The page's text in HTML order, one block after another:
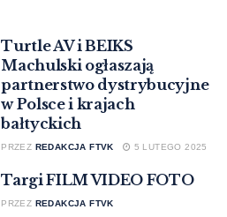
Turtle AV i BEIKS
Machulski ogłaszają
partnerstwo dystrybucyjne
w Polsce i krajach
bałtyckich
PRZEZ REDAKCJA FTVK 5 LUTEGO 2025
Targi FILM VIDEO FOTO
PRZEZ REDAKCJA FTVK